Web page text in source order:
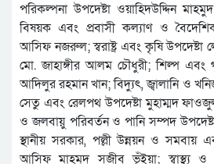
পরিকল্পনা উপদেষ্টা ওয়াহিদউদ্দিন
বিষয়ক এবং প্রবাসী কল্যাণ ও
আসিফ নজরুল; স্বরাষ্ট্র এবং কৃষি উপদেষ্টা
মো. জাহাঙ্গীর আলম চৌধুরী; শিল্প এবং
আদিলুর রহমান খান; বিদ্যুৎ, জ্বালানি ও
সেতু এবং রেলপথ উপদেষ্টা মুহাম্মদ
ও জলবায়ু পরিবর্তন ও পানি সম্পদ
স্থানীয় সরকার, পল্লী উন্নয়ন ও সমবায়
আসিফ মাহমুদ সজীব ভূঁইয়া; স্বাস্থ্য ও